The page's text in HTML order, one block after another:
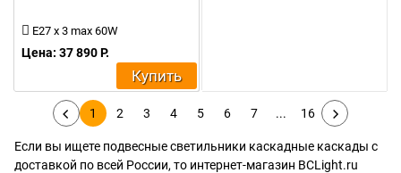
E27 x 3 max 60W
Цена: 37 890 Р.
Купить
1 2 3 4 5 6 7 ... 16
Если вы ищете подвесные светильники каскадные каскады с
доставкой по всей России, то интернет-магазин BCLight.ru